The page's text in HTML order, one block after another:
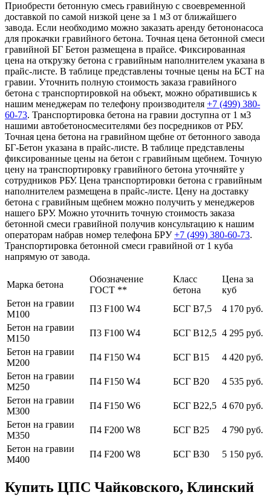
Приобрести бетонную смесь гравийную с своевременной
доставкой по самой низкой цене за 1 м3 от ближайшего
завода. Если необходимо можно заказать аренду бетононасоса
для прокачки гравийного бетона. Точная цена бетонной смеси
гравийной БГ Бетон размещена в прайсе. Фиксированная
цена на открузку бетона с гравийным наполнителем указана в
прайс-листе. В таблице представлены точные цены на БСТ на
гравии. Уточнить полную стоимость заказа гравийного
бетона с транспортировкой на объект, можно обратившись к
нашим менеджерам по телефону производителя +7 (499) 380-
60-73. Транспортировка бетона на гравии доступна от 1 м3
нашими автобетоносмесителями без посредников от РБУ.
Точная цена бетона на гравийном щебне от бетонного завода
БГ-Бетон указана в прайс-листе. В таблице представлены
фиксированные цены на бетон с гравийным щебнем. Точную
цену на транспортировку гравийного бетона уточняйте у
сотрудников РБУ. Цена транспортировки бетона с гравийным
наполнителем размещена в прайс-листе. Цену на доставку
бетона с гравийным щебнем можно получить у менеджеров
нашего БРУ. Можно уточнить точную стоимость заказа
бетонной смеси гравийной получив консультацию к нашим
операторам набрав номер телефона БРУ+7 (499) 380-60-73.
Транспортировка бетонной смеси гравийной от 1 куба
напрямую от завода.
Марка бетона
Обозначение
ГОСТ **
Класс
бетона
Цена за
куб
Бетон на гравии
М100
П3 F100 W4 БСГ В7,5
4 170 руб.
Бетон на гравии
М150
П3 F100 W4 БСГ В12,5 4 295 руб.
Бетон на гравии
М200
П4 F150 W4 БСГ В15
4 420 руб.
Бетон на гравии
М250
П4 F150 W4 БСГ В20
4 535 руб.
Бетон на гравии
М300
П4 F150 W6 БСГ В22,5 4 670 руб.
Бетон на гравии
М350
П4 F200 W8 БСГ В25
4 790 руб.
Бетон на гравии
М400
П4 F200 W8 БСГ В30 5 150 руб.
Купить ЦПС Чайковского, Клинский